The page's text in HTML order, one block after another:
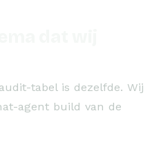
tabel is dezelfde. Wij
agent build van de